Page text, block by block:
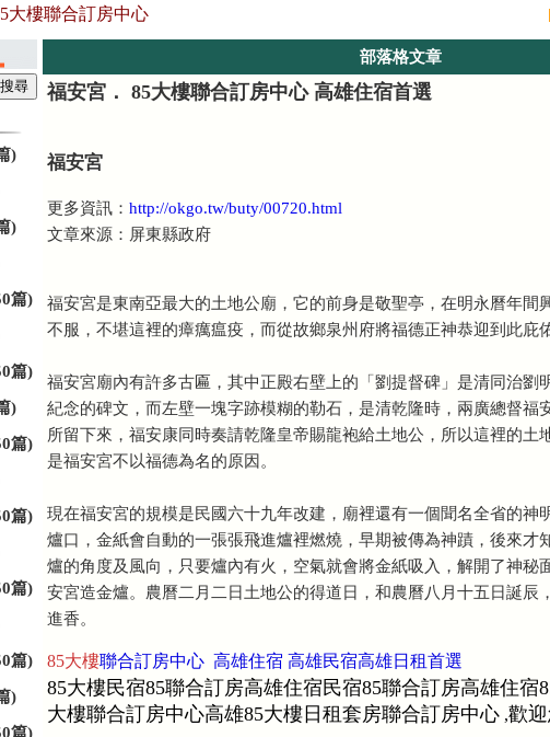
聯合訂房中心
)
)
篇)
篇)
)
篇)
篇)
篇)
篇)
)
篇)
部落格文章
福安宮． 85大樓聯合訂房中心 高雄住宿首選
福安宮
更多資訊： http://okgo.tw/buty/00720.html
文章來源：屏東縣政府
福安宮是東南亞最大的土地公廟，它的前身是敬聖亭，在明永曆年間
不服，不堪這裡的瘴癘瘟疫，而從故鄉泉州府將福德正神恭迎到此庇
福安宮廟內有許多古匾，其中正殿右壁上的「劉提督碑」是清同治劉
紀念的碑文，而左壁一塊字跡模糊的勒石，是清乾隆時，兩廣總督福
所留下來，福安康同時奏請乾隆皇帝賜龍袍給土地公，所以這裡的土
是福安宮不以福德為名的原因。
現在福安宮的規模是民國六十九年改建，廟裡還有一個聞名全省的神
爐口，金紙會自動的一張張飛進爐裡燃燒，早期被傳為神蹟，後來才
爐的角度及風向，只要爐內有火，空氣就會將金紙吸入，解開了神秘
安宮造金爐。農曆二月二日土地公的得道日，和農曆八月十五日誕辰
進香。
85大樓聯合訂房中心 高雄住宿 高雄民宿高雄日租首選
85大樓民宿85聯合訂房高雄住宿民宿85聯合訂房高雄住宿
大樓聯合訂房中心高雄85大樓日租套房聯合訂房中心 ,歡